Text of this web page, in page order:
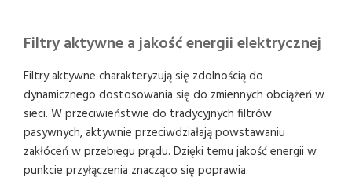
Filtry aktywne a jakość energii elektrycznej
Filtry aktywne charakteryzują się zdolnością do
dynamicznego dostosowania się do zmiennych obciążeń w
sieci. W przeciwieństwie do tradycyjnych filtrów
pasywnych, aktywnie przeciwdziałają powstawaniu
zakłóceń w przebiegu prądu. Dzięki temu jakość energii w
punkcie przyłączenia znacząco się poprawia.